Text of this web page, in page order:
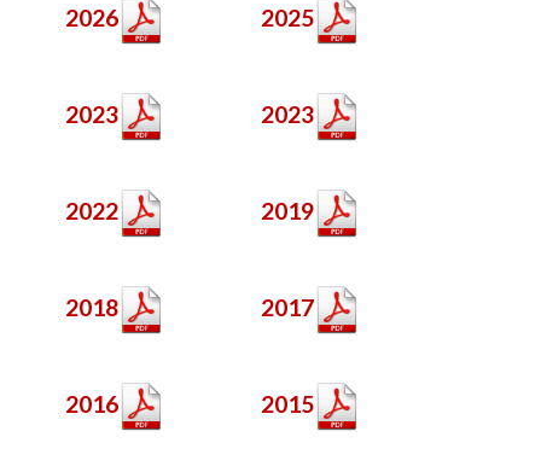
2026 2025
2023 2023
2022 2019
2018 2017
2016 2015